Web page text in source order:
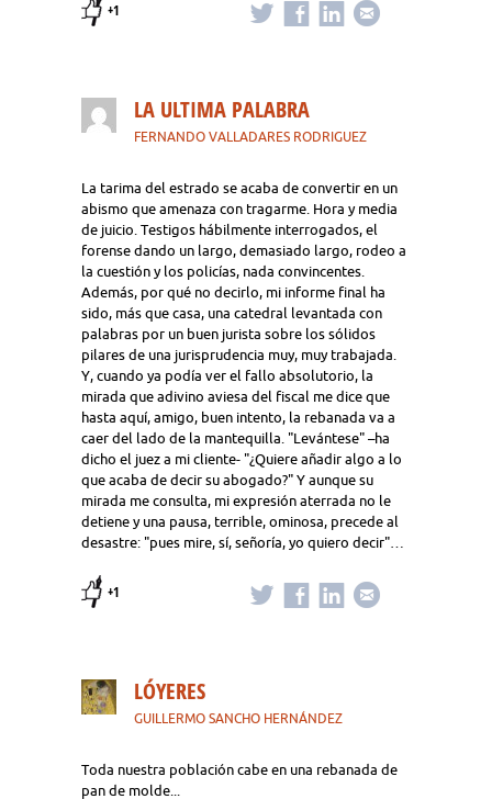
+1
LA ULTIMA PALABRA
FERNANDO VALLADARES RODRIGUEZ
La tarima del estrado se acaba de convertir en un
abismo que amenaza con tragarme. Hora y media
de juicio. Testigos hábilmente interrogados, el
forense dando un largo, demasiado largo, rodeo a
la cuestión y los policías, nada convincentes.
Además, por qué no decirlo, mi informe final ha
sido, más que casa, una catedral levantada con
palabras por un buen jurista sobre los sólidos
pilares de una jurisprudencia muy, muy trabajada.
Y, cuando ya podía ver el fallo absolutorio, la
mirada que adivino aviesa del fiscal me dice que
hasta aquí, amigo, buen intento, la rebanada va a
caer del lado de la mantequilla. "Levántese" –ha
dicho el juez a mi cliente- "¿Quiere añadir algo a lo
que acaba de decir su abogado?" Y aunque su
mirada me consulta, mi expresión aterrada no le
detiene y una pausa, terrible, ominosa, precede al
desastre: "pues mire, sí, señoría, yo quiero decir"…
+1
LÓYERES
GUILLERMO SANCHO HERNÁNDEZ
Toda nuestra población cabe en una rebanada de
pan de molde...